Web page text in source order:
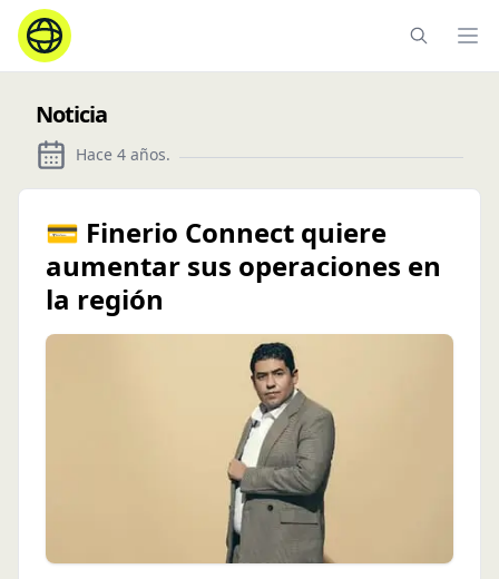
Noticia
Hace 4 años.
💳 Finerio Connect quiere
aumentar sus operaciones en
la región